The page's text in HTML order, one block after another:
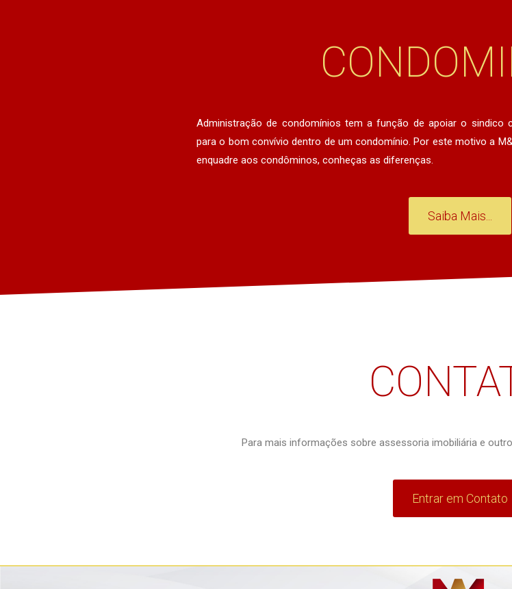
Administração de condomínios tem a função de apoiar o sindico
para o bom convívio dentro de um condomínio. Por este motivo a
enquadre aos condôminos, conheças as diferenças.
Saiba Mais...
Para mais informações sobre assessoria imobiliária e
Entrar em Contato